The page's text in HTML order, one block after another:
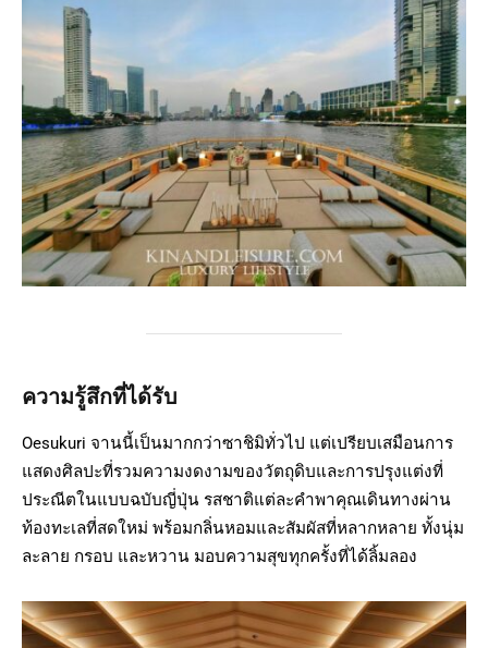
ความรู้สึกที่ได้รับ
Oesukuri จานนี้เป็นมากกว่าซาชิมิทั่วไป แต่เปรียบเสมือนการ
แสดงศิลปะที่รวมความงดงามของวัตถุดิบและการปรุงแต่งที่
ประณีตในแบบฉบับญี่ปุ่น รสชาติแต่ละคำพาคุณเดินทางผ่าน
ท้องทะเลที่สดใหม่ พร้อมกลิ่นหอมและสัมผัสที่หลากหลาย ทั้งนุ่ม
ละลาย กรอบ และหวาน มอบความสุขทุกครั้งที่ได้ลิ้มลอง